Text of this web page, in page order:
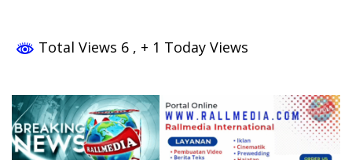
Total Views 6 , + 1 Today Views